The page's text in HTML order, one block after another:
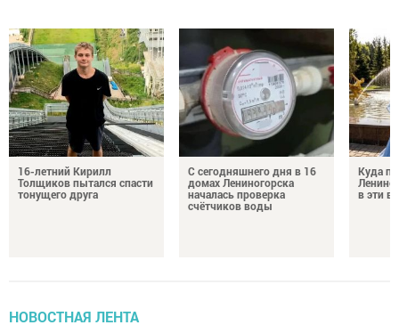
16-летний Кирилл
Толщиков пытался спасти
тонущего друга
С сегодняшнего дня в 16
домах Лениногорска
началась проверка
счётчиков воды
Куда
в эти
НОВОСТНАЯ ЛЕНТА